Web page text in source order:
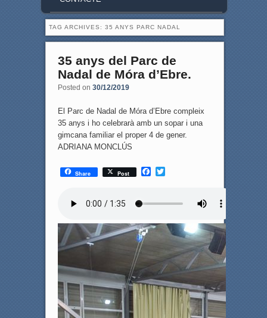
TAG ARCHIVES: 35 ANYS PARC NADAL
35 anys del Parc de
Nadal de Móra d’Ebre.
Posted on 30/12/2019
El Parc de Nadal de Móra d’Ebre compleix
35 anys i ho celebrarà amb un sopar i una
gimcana familiar el proper 4 de gener.
ADRIANA MONCLÚS
Share Post
F
o
T
r